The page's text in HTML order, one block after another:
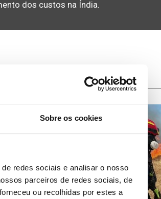
Sobre os cookies
redes sociais e analisar o nosso
parceiros de redes sociais, de
ou recolhidas por estes a
dos custos na Índia.
18 IMAGENS